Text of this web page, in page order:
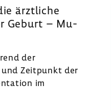
ärztliche
Geburt – Mu-
der
und Zeitpunkt der
im